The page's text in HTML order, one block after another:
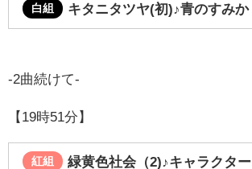
白組 キタニタツヤ(初)♪青のすみか
-2曲続けて-
【19時51分】
紅組 緑黄色社会（2) ♪キャラクター